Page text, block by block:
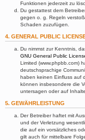
Funktionen jederzeit zu
Du gestattest dem
gegen o. g. Regeln
Schaden zuzufügen.
4. GENERAL PUBLIC
Du nimmst zur Kenntnis,
GNU General Public
Limited (www.phpbb.com)
deutschsprachige
haben keinen Einfluss auf
können insbesondere die
untersagen oder auf
5. GEWÄHRLEISTUNG
Der Betreiber haftet mit
und der Verletzung
die auf ein vorsätzliches
gilt auch für mittelbare